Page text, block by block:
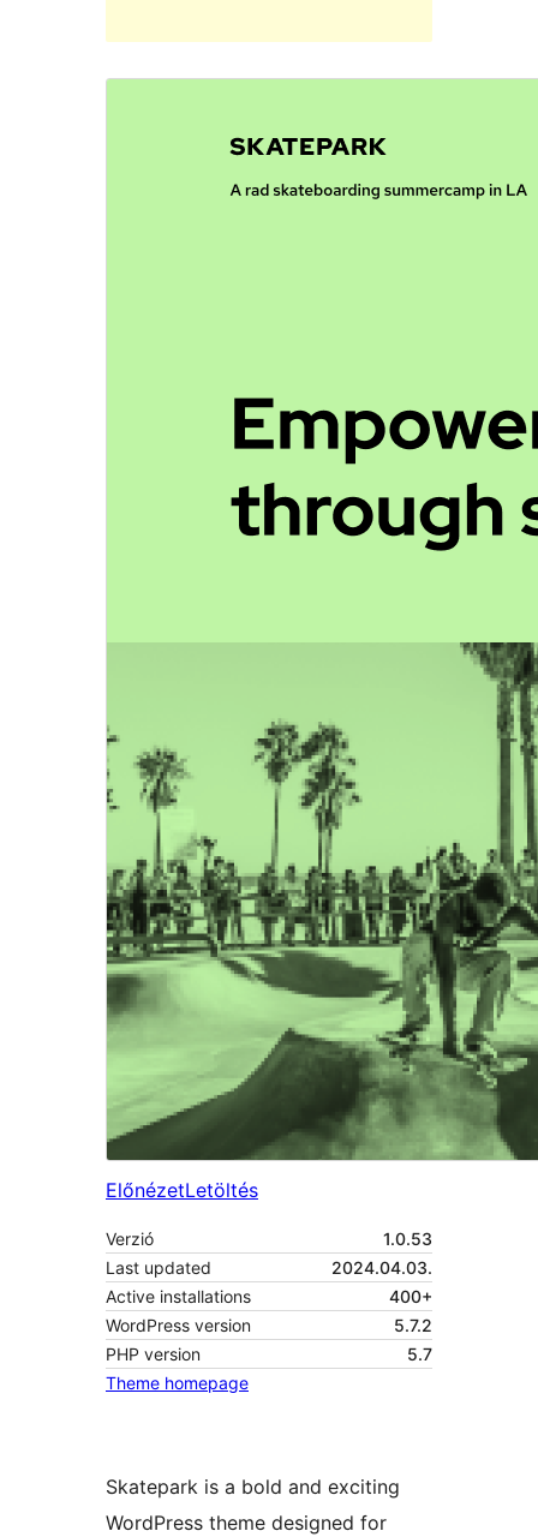
ElőnézetLetöltés
Verzió
1.0.53
Last updated
2024.04.03.
Active installations
400+
WordPress version
5.7.2
PHP version
5.7
Theme homepage
Skatepark is a bold and exciting
WordPress theme designed for